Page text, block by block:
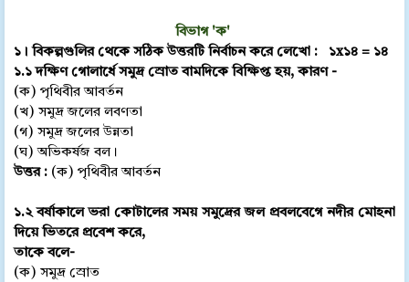
বিভাগ 'ক'
১। বিকল্পগুলির থেকে সঠিক উত্তরটি নির্বাচন করে লেখো : ১x১৪ = ১৪
১.১ দক্ষিণ গোলার্ধে সমুদ্র স্রোত বামদিকে বিক্ষিপ্ত হয়, কারণ -
(ক) পৃথিবীর আবর্তন
(খ) সমুদ্র জলের লবণতা
(গ) সমুদ্র জলের উন্নতা
(ঘ) অভিকর্ষজ বল।
উত্তর : (ক) পৃথিবীর আবর্তন
১.২ বর্ষাকালে ভরা কোটালের সময় সমুদ্রের জল প্রবলবেগে নদীর মোহনা
দিয়ে ভিতরে প্রবেশ করে,
তাকে বলে-
(ক) সমুদ্র স্রোত